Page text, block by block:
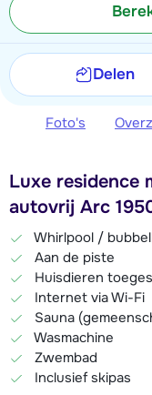
Delen
Foto's
Luxe residence
autovrij Arc
Whirlpool /
Aan de piste
Huisdieren
Internet via Wi-Fi
Sauna
Wasmachine
Zwembad
Inclusief skipas